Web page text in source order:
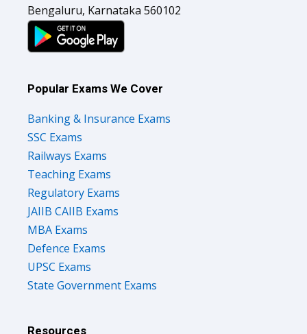
Bengaluru, Karnataka 560102
Popular Exams We Cover
Banking & Insurance Exams
SSC Exams
Railways Exams
Teaching Exams
Regulatory Exams
JAIIB CAIIB Exams
MBA Exams
Defence Exams
UPSC Exams
State Government Exams
Resources